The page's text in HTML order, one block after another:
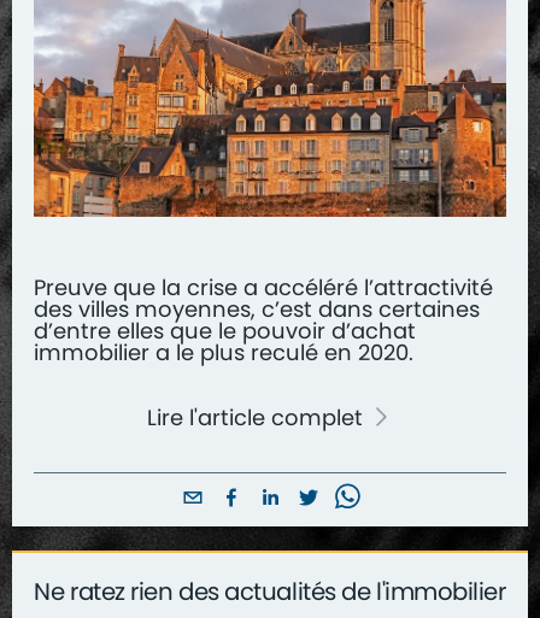
Preuve que la crise a accéléré l’attractivité
des villes moyennes, c’est dans certaines
d’entre elles que le pouvoir d’achat
immobilier a le plus reculé en 2020.
Lire l'article complet
Ne ratez rien des actualités de l'immobilier